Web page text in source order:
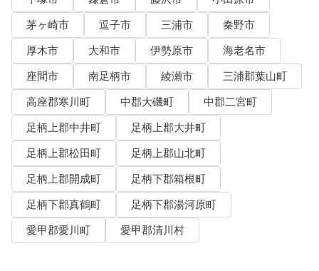
茅ヶ崎市
逗子市 三浦市
秦野市
厚木市
大和市 伊勢原市
海老名市
座間市
南足柄市 綾瀬市
三浦郡葉山町
高座郡寒川町
中郡大磯町
中郡二宮町
足柄上郡中井町
足柄上郡大井町
足柄上郡松田町
足柄上郡山北町
足柄上郡開成町
足柄下郡箱根町
足柄下郡真鶴町
足柄下郡湯河原町
愛甲郡愛川町
愛甲郡清川村